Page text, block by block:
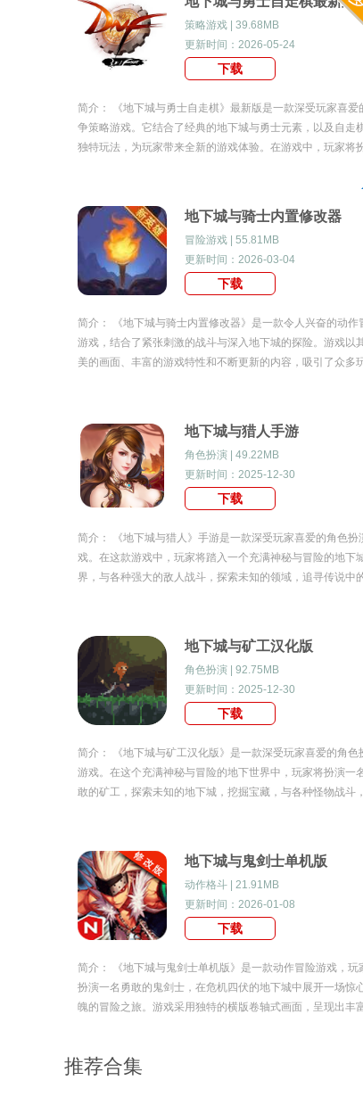
策略游戏 | 39.68MB
更新时间：2026-05-24
下载
简介： 《地下城与勇士自走棋》最新版是一款深受玩家喜爱的战
争策略游戏。它结合了经典的地下城与勇士元素，以及自走
独特玩法，为玩家带来全新的游戏体验。在游戏中，玩家将
地下城与骑士内置修改器
冒险游戏 | 55.81MB
更新时间：2026-03-04
下载
简介： 《地下城与骑士内置修改器》是一款令人兴奋的动作冒险
游戏，结合了紧张刺激的战斗与深入地下城的探险。游戏以
美的画面、丰富的游戏特性和不断更新的内容，吸引了众多
地下城与猎人手游
角色扮演 | 49.22MB
更新时间：2025-12-30
下载
简介： 《地下城与猎人》手游是一款深受玩家喜爱的角色扮演游
戏。在这款游戏中，玩家将踏入一个充满神秘与冒险的地下
界，与各种强大的敌人战斗，探索未知的领域，追寻传说中
地下城与矿工汉化版
角色扮演 | 92.75MB
更新时间：2025-12-30
下载
简介： 《地下城与矿工汉化版》是一款深受玩家喜爱的角色扮演
游戏。在这个充满神秘与冒险的地下世界中，玩家将扮演一
敢的矿工，探索未知的地下城，挖掘宝藏，与各种怪物战斗
地下城与鬼剑士单机版
动作格斗 | 21.91MB
更新时间：2026-01-08
下载
简介： 《地下城与鬼剑士单机版》是一款动作冒险游戏，玩家将
扮演一名勇敢的鬼剑士，在危机四伏的地下城中展开一场惊
魄的冒险之旅。游戏采用独特的横版卷轴式画面，呈现出丰
推荐合集